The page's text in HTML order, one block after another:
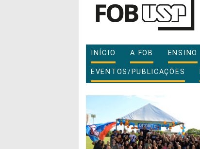
INÍCIO A FOB ENSINO
EVENTOS/PUBLICAÇÕES